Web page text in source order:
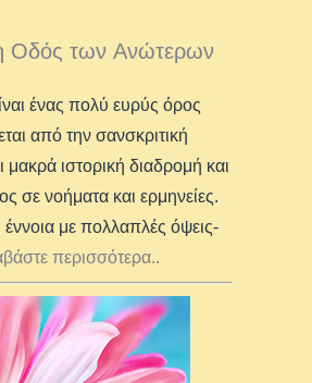
Οδός των Ανώτερων
ένας πολύ ευρύς όρος
από την σανσκριτική
μακρά ιστορική διαδρομή και
σε νοήματα και ερμηνείες.
έννοια με πολλαπλές όψεις-
περισσότερα..